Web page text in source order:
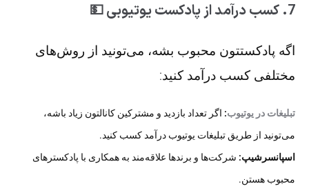
7. کسب درآمد از پادکست یوتیوبی 💵
اگه پادکستتون محبوب بشه، می‌تونید از روش‌های
مختلفی کسب درآمد کنید:
تبلیغات در یوتیوب: اگر تعداد بازدید و مشترکین کانالتون زیاد باشه،
می‌تونید از طریق تبلیغات یوتیوب درآمد کسب کنید.
اسپانسرشیپ: شرکت‌ها و برندها علاقه‌مند به همکاری با پادکسترهای
محبوب هستن.